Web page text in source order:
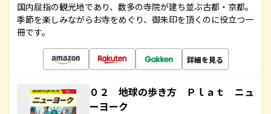
国内屈指の観光地であり、数多の寺院が建ち並ぶ古都・京都。
季節を楽しみながらお寺をめぐり、御朱印を頂くのに役立つ一
冊です。
詳細を見る
０２ 地球の歩き方 Ｐｌａｔ ニュ
ーヨーク